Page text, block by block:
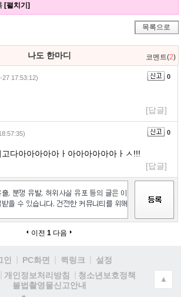
[펼치기]
목록으로
나도 한마디 코멘트(2)
27 17:53:12) 0
[답글]
0
다아아아아아ㅏ아아아아아아ㅏㅅ!!!
[답글]
이전 1 다음
인 PC화면 퀵링크
설정
개인정보처리방침
청소년보호정책
불법촬영물신고안내
▲